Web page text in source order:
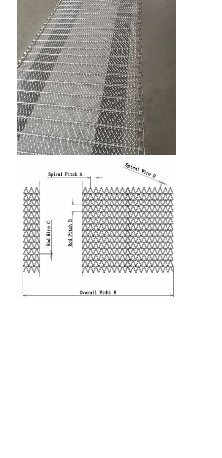
उत्पाद
हमारे बारे में
फैक्टरी यात्रा
गुणवत्ता नियंत्रण